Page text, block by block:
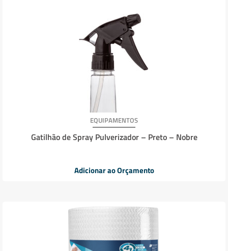
EQUIPAMENTOS
Gatilhão de Spray Pulverizador – Preto – Nobre
Adicionar ao Orçamento